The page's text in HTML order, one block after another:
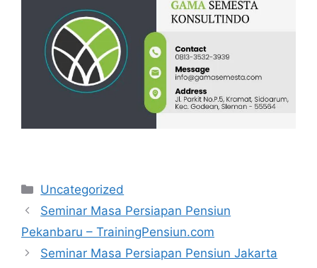
Categories
Uncategorized
Seminar Masa Persiapan Pensiun
Pekanbaru – TrainingPensiun.com
Seminar Masa Persiapan Pensiun Jakarta
Pusat – TrainingPensiun.com
Search
for: